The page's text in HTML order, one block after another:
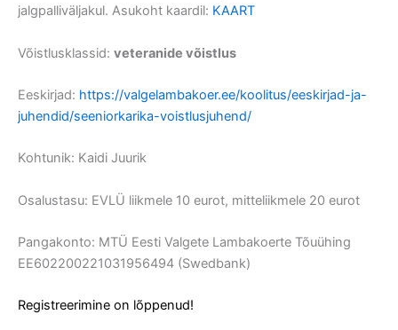
jalgpalliväljakul. Asukoht kaardil: KAART
Võistlusklassid: veteranide võistlus
Eeskirjad: https://valgelambakoer.ee/koolitus/eeskirjad-ja-
juhendid/seeniorkarika-voistlusjuhend/
Kohtunik: Kaidi Juurik
Osalustasu: EVLÜ liikmele 10 eurot, mitteliikmele 20 eurot
Pangakonto: MTÜ Eesti Valgete Lambakoerte Tõuühing
EE602200221031956494 (Swedbank)
Registreerimine on lõppenud!